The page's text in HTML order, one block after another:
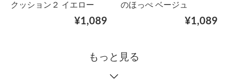
クッション２ イエロー
¥1,089
のほっぺ ベージュ
¥1,089
もっと見る